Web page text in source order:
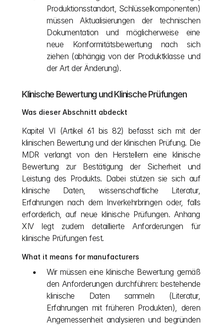
Produktionsstandort, Schlüsselkomponenten)
müssen Aktualisierungen der technischen
Dokumentation und möglicherweise eine
neue Konformitätsbewertung nach sich
ziehen (abhängig von der Produktklasse und
der Art der Änderung).
Klinische Bewertung und Klinische Prüfungen
Was dieser Abschnitt abdeckt
Kapitel VI (Artikel 61 bis 82) befasst sich mit der
klinischen Bewertung und der klinischen Prüfung. Die
MDR verlangt von den Herstellern eine klinische
Bewertung zur Bestätigung der Sicherheit und
Leistung des Produkts. Dabei stützen sie sich auf
klinische Daten, wissenschaftliche Literatur,
Erfahrungen nach dem Inverkehrbringen oder, falls
erforderlich, auf neue klinische Prüfungen. Anhang
XIV legt zudem detaillierte Anforderungen für
klinische Prüfungen fest.
What it means for manufacturers
Wir müssen eine klinische Bewertung gemäß
den Anforderungen durchführen: bestehende
klinische Daten sammeln (Literatur,
Erfahrungen mit früheren Produkten), deren
Angemessenheit analysieren und begründen